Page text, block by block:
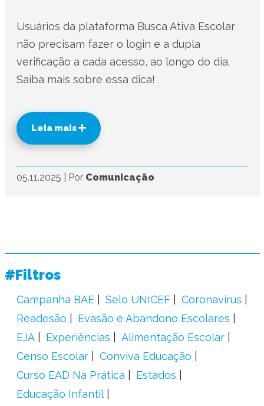
Usuários da plataforma Busca Ativa Escolar
não precisam fazer o login e a dupla
verificação a cada acesso, ao longo do dia.
Saiba mais sobre essa dica!
Leia mais
05.11.2025 Por Comunicação
#Filtros
Campanha BAE Selo UNICEF
Coronavírus
Readesão
Evasão e Abandono Escolares
EJA
Experiências
Alimentação Escolar
Censo Escolar
Conviva Educação
Curso EAD Na Prática
Estados
Educação Infantil